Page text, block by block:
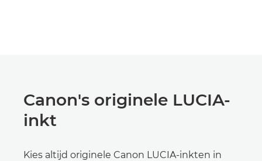
Canon's originele LUCIA-
inkt
Kies altijd originele Canon LUCIA-inkten in